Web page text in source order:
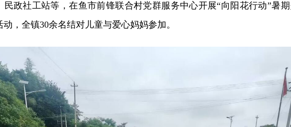
民政社工站等，在鱼市前锋联合村党群服务中心开展“向阳花行动”暑
动，全镇30余名结对儿童与爱心妈妈参加。